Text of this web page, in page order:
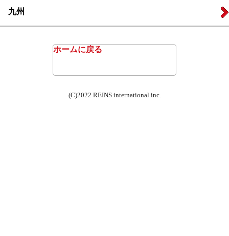
九州
ホームに戻る
(C)2022 REINS international inc.